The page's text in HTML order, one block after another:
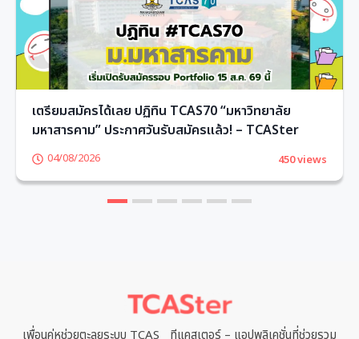
เตรียมสมัครได้เลย ปฏิทิน TCAS70 “มหาวิทยาลัย
มหาสารคาม” ประกาศวันรับสมัครแล้ว! – TCASter
04/08/2026 450 views
3 4 5 6
เพื่อนคู่หูช่วยตะลุยระบบ TCAS ทีแคสเตอร์ – แอปพลิเคชั่นที่ช่วยรวม